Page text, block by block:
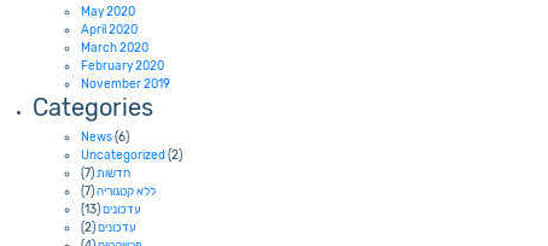
May 2020
April 2020
March 2020
February 2020
November 2019
Categories
News(6)
Uncategorized (2)
חדשות(7)
ללא קטגוריה(7)
עדכונים(13)
עדכונים(2)